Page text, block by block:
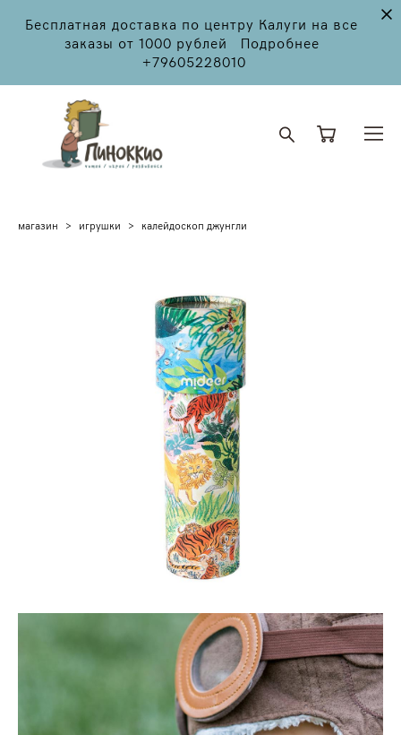
Бесплатная доставка по центру Калуги на все
заказы от 1000 рублей Подробнее
+79605228010
магазин > игрушки > калейдоскоп джунгли